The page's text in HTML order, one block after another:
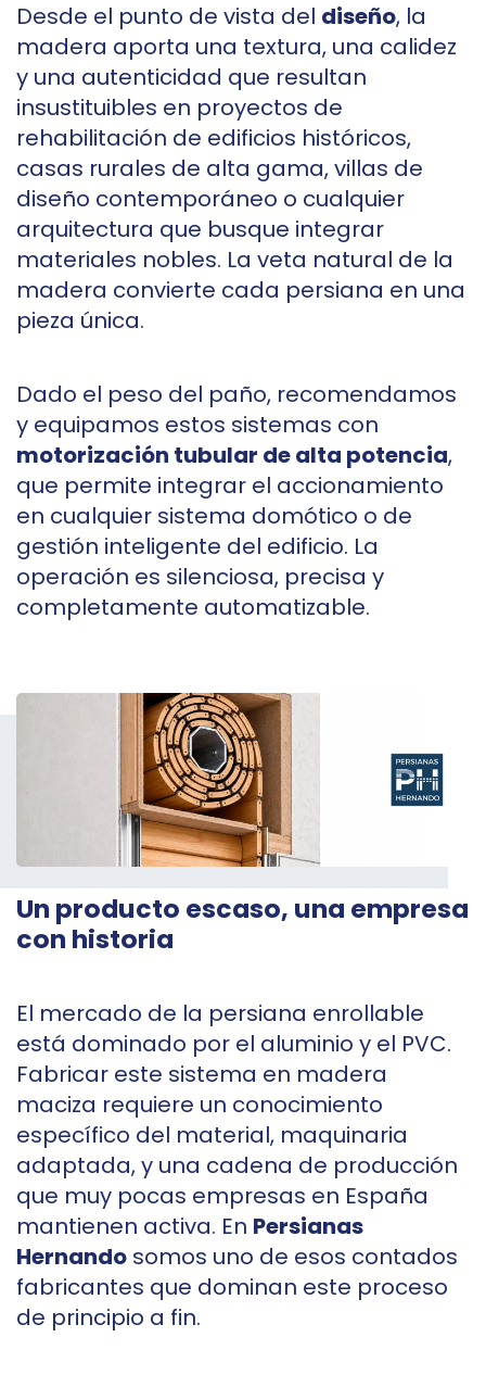
Desde el punto de vista del diseño, la
madera aporta una textura, una calidez
y una autenticidad que resultan
insustituibles en proyectos de
rehabilitación de edificios históricos,
casas rurales de alta gama, villas de
diseño contemporáneo o cualquier
arquitectura que busque integrar
materiales nobles. La veta natural de la
madera convierte cada persiana en una
pieza única.
Dado el peso del paño, recomendamos
y equipamos estos sistemas con
motorización tubular de alta potencia,
que permite integrar el accionamiento
en cualquier sistema domótico o de
gestión inteligente del edificio. La
operación es silenciosa, precisa y
completamente automatizable.
Un producto escaso, una empresa
con historia
El mercado de la persiana enrollable
está dominado por el aluminio y el PVC.
Fabricar este sistema en madera
maciza requiere un conocimiento
específico del material, maquinaria
adaptada, y una cadena de producción
que muy pocas empresas en España
mantienen activa. En Persianas
Hernando somos uno de esos contados
fabricantes que dominan este proceso
de principio a fin.